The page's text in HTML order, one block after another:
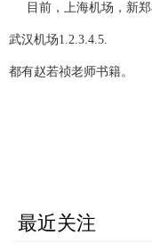
目前，上海机场，新郑
武汉机场1.2.3.4.5.
都有赵若祯老师书籍。
最近关注